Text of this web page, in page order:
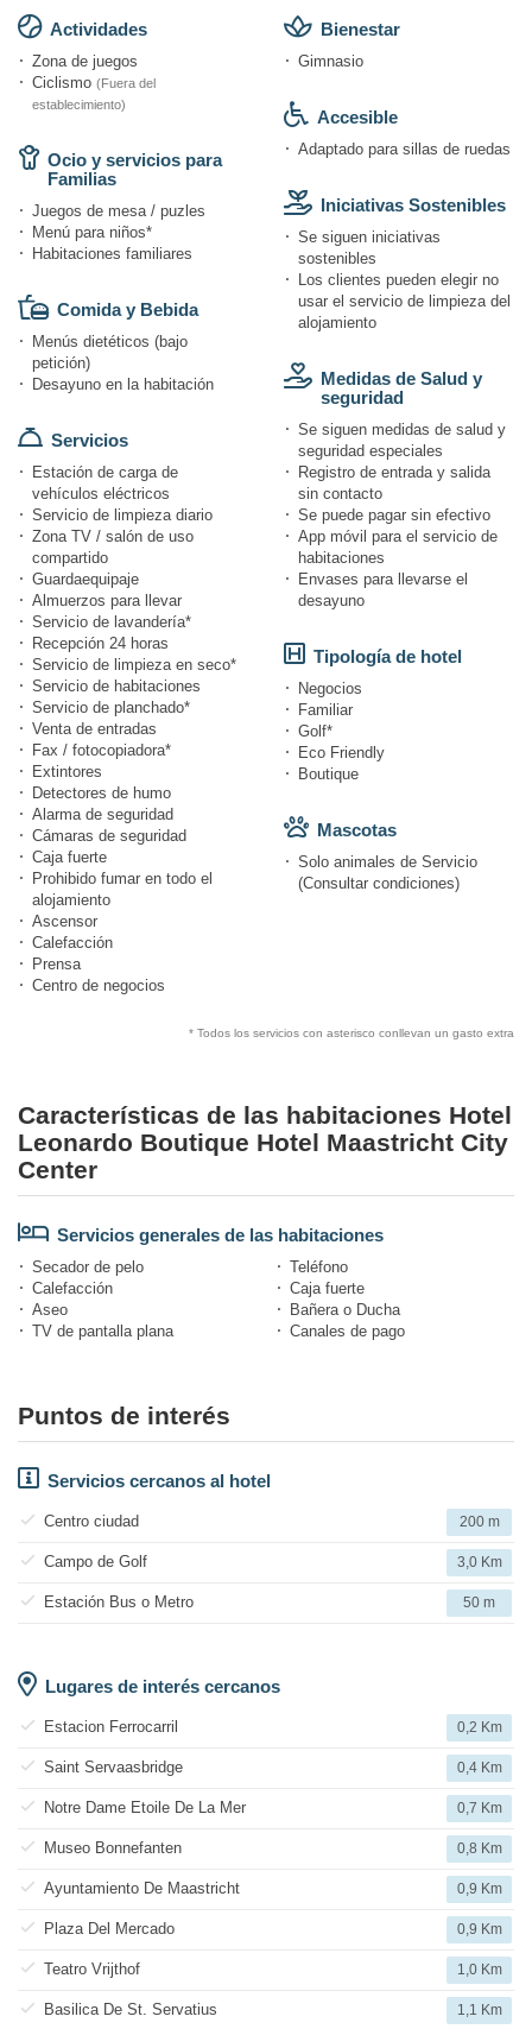
Actividades
Zona de juegos
Ciclismo (Fuera del
establecimiento)
Ocio y servicios para
Familias
Juegos de mesa / puzles
Menú para niños*
Habitaciones familiares
Comida y Bebida
Menús dietéticos (bajo
petición)
Desayuno en la habitación
Servicios
Estación de carga de
vehículos eléctricos
Servicio de limpieza diario
Zona TV / salón de uso
compartido
Guardaequipaje
Almuerzos para llevar
Servicio de lavandería*
Recepción 24 horas
Servicio de limpieza en seco*
Servicio de habitaciones
Servicio de planchado*
Venta de entradas
Fax / fotocopiadora*
Extintores
Detectores de humo
Alarma de seguridad
Cámaras de seguridad
Caja fuerte
Prohibido fumar en todo el
alojamiento
Ascensor
Calefacción
Prensa
Centro de negocios
Bienestar
Gimnasio
Accesible
Adaptado para sillas de ruedas
Iniciativas Sostenibles
Se siguen iniciativas
sostenibles
Los clientes pueden elegir no
usar el servicio de limpieza del
alojamiento
Medidas de Salud y
seguridad
Se siguen medidas de salud y
seguridad especiales
Registro de entrada y salida
sin contacto
Se puede pagar sin efectivo
App móvil para el servicio de
habitaciones
Envases para llevarse el
desayuno
Tipología de hotel
Negocios
Familiar
Golf*
Eco Friendly
Boutique
Mascotas
Solo animales de Servicio
(Consultar condiciones)
* Todos los servicios con asterisco conllevan un gasto extra
Características de las habitaciones Hotel
Leonardo Boutique Hotel Maastricht City
Center
Servicios generales de las habitaciones
Secador de pelo
Teléfono
Calefacción
Caja fuerte
Aseo
Bañera o Ducha
TV de pantalla plana
Canales de pago
Puntos de interés
Servicios cercanos al hotel
Centro ciudad 200 m
Campo de Golf 3,0 Km
Estación Bus o Metro 50 m
Lugares de interés cercanos
Estacion Ferrocarril 0,2 Km
Saint Servaasbridge 0,4 Km
Notre Dame Etoile De La Mer 0,7 Km
Museo Bonnefanten 0,8 Km
Ayuntamiento De Maastricht 0,9 Km
Plaza Del Mercado 0,9 Km
Teatro Vrijthof 1,0 Km
Basilica De St. Servatius 1,1 Km